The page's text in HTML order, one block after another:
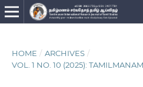
HOME / ARCHIVES /
VOL. 1 NO. 10 (2025):